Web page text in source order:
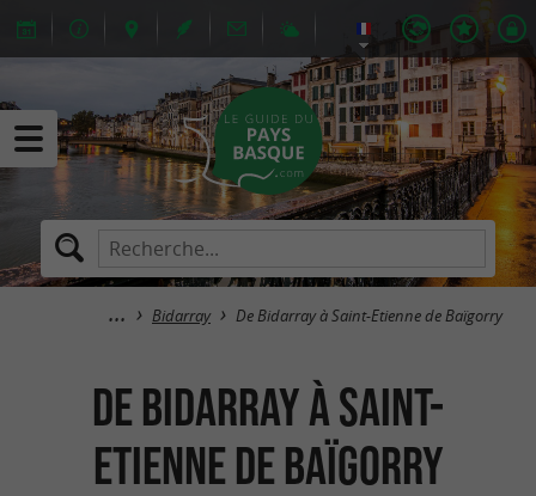
Bidarray De Bidarray à Saint-Etienne de Baïgorry
De Bidarray à Saint-
Etienne de Baïgorry